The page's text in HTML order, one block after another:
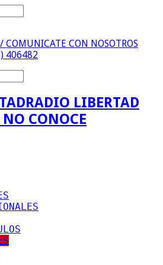
COMUNICATE CON NOSOTROS
406482
RADIO LIBERTAD
CONOCE